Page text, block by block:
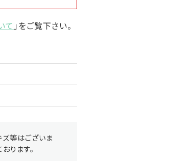
て 」をご覧下さい。
等はございま
ります。